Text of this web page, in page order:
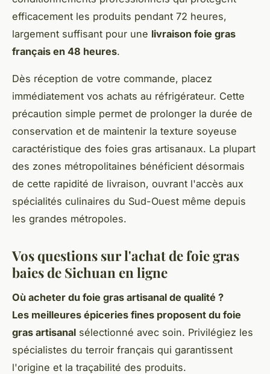
efficacement les produits pendant 72 heures,
largement suffisant pour une livraison foie gras
français en 48 heures.
Dès réception de votre commande, placez
immédiatement vos achats au réfrigérateur. Cette
précaution simple permet de prolonger la durée de
conservation et de maintenir la texture soyeuse
caractéristique des foies gras artisanaux. La plupart
des zones métropolitaines bénéficient désormais
de cette rapidité de livraison, ouvrant l'accès aux
spécialités culinaires du Sud-Ouest même depuis
les grandes métropoles.
Vos questions sur l'achat de foie gras
baies de Sichuan en ligne
Où acheter du foie gras artisanal de qualité ?
Les meilleures épiceries fines proposent du foie
gras artisanal sélectionné avec soin. Privilégiez les
spécialistes du terroir français qui garantissent
l'origine et la traçabilité des produits.